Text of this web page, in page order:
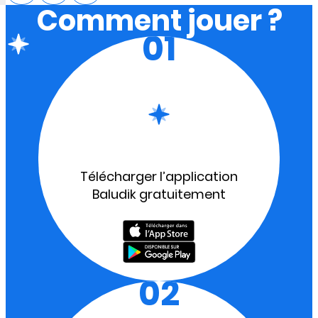
Comment jouer ?
01
Télécharger l’application
Baludik gratuitement
02